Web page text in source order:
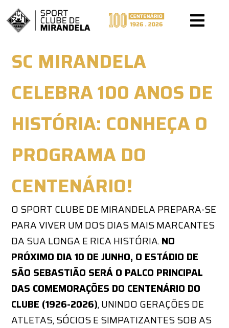
SC MIRANDELA
CELEBRA 100 ANOS DE
HISTÓRIA: CONHEÇA O
PROGRAMA DO
CENTENÁRIO!
O SPORT CLUBE DE MIRANDELA PREPARA-SE
PARA VIVER UM DOS DIAS MAIS MARCANTES
DA SUA LONGA E RICA HISTÓRIA.NO
PRÓXIMO DIA 10 DE JUNHO, O ESTÁDIO DE
SÃO SEBASTIÃO SERÁ O PALCO PRINCIPAL
DAS COMEMORAÇÕES DO CENTENÁRIO DO
CLUBE (1926-2026), UNINDO GERAÇÕES DE
ATLETAS, SÓCIOS E SIMPATIZANTES SOB AS